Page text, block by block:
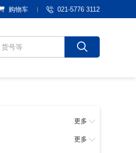
购物车 021-5776 3112
更多
更多